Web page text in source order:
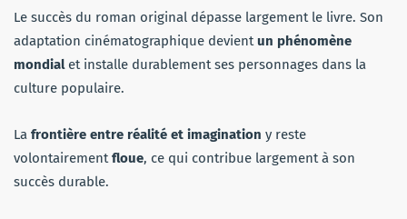
Le succès du roman original dépasse largement le livre. Son
adaptation cinématographique devientun phénomène
mondial et installe durablement ses personnages dans la
culture populaire.
La frontière entre réalité et imagination y reste
volontairementfloue, ce qui contribue largement à son
succès durable.